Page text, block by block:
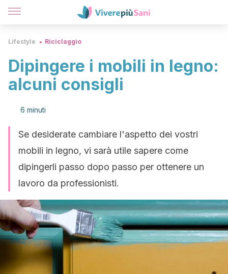
Lifestyle Riciclaggio
Dipingere i mobili in legno:
alcuni consigli
6 minuti
Se desiderate cambiare l'aspetto dei vostri
mobili in legno, vi sarà utile sapere come
dipingerli passo dopo passo per ottenere un
lavoro da professionisti.